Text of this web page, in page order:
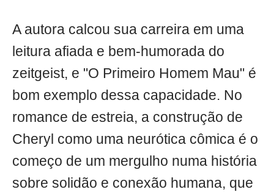
A autora calcou sua carreira em uma
leitura afiada e bem-humorada do
zeitgeist, e "O Primeiro Homem Mau" é
bom exemplo dessa capacidade. No
romance de estreia, a construção de
Cheryl como uma neurótica cômica é o
começo de um mergulho numa história
sobre solidão e conexão humana, que